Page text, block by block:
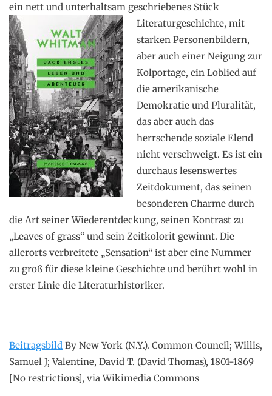
ein nett und unterhaltsam geschriebenes Stück
Literaturgeschichte, mit
starken Personenbildern,
aber auch einer Neigung zur
Kolportage, ein Loblied auf
die amerikanische
Demokratie und Pluralität,
das aber auch das
herrschende soziale Elend
nicht verschweigt. Es ist ein
durchaus lesenswertes
Zeitdokument, das seinen
besonderen Charme durch
die Art seiner Wiederentdeckung, seinen Kontrast zu
„Leaves of grass“ und sein Zeitkolorit gewinnt. Die
allerorts verbreitete „Sensation“ ist aber eine Nummer
zu groß für diese kleine Geschichte und berührt wohl in
erster Linie die Literaturhistoriker.
Beitragsbild By New York (N.Y.). Common Council; Willis,
Samuel J; Valentine, David T. (David Thomas), 1801-1869
[No restrictions], via Wikimedia Commons